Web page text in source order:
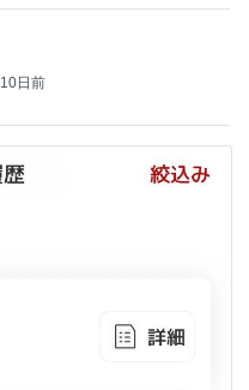
10日前